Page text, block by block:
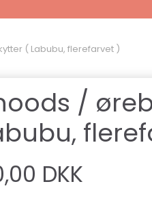
( Labubu, flerefarvet )
/
DKK